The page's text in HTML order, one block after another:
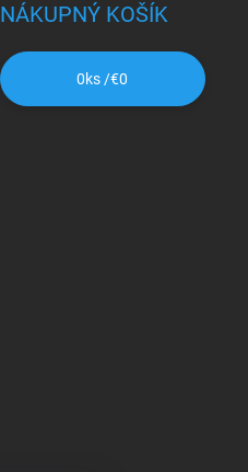
NÁKUPNÝ KOŠÍK
0ks /€0